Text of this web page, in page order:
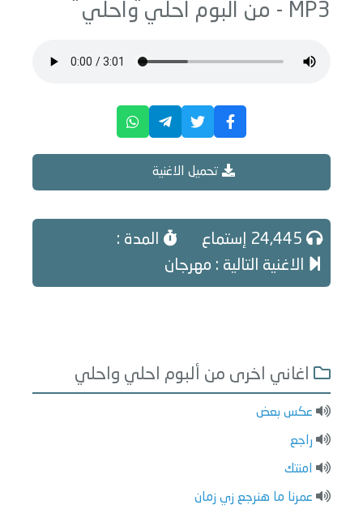
MP3 - من البوم
احلي واحلي
تحميل الاغنية
المدة :
الاغنية التالية : مهرجان
اغاني اخرى من ألبوم احلي واحلي
عكس بعض
راجع
امنتك
عمرنا ما هنرجع زي زمان